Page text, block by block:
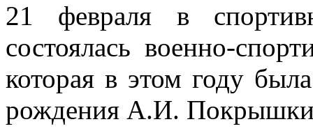
21 февраля в
состоялась военно-
которая в этом году
рождения А.И.